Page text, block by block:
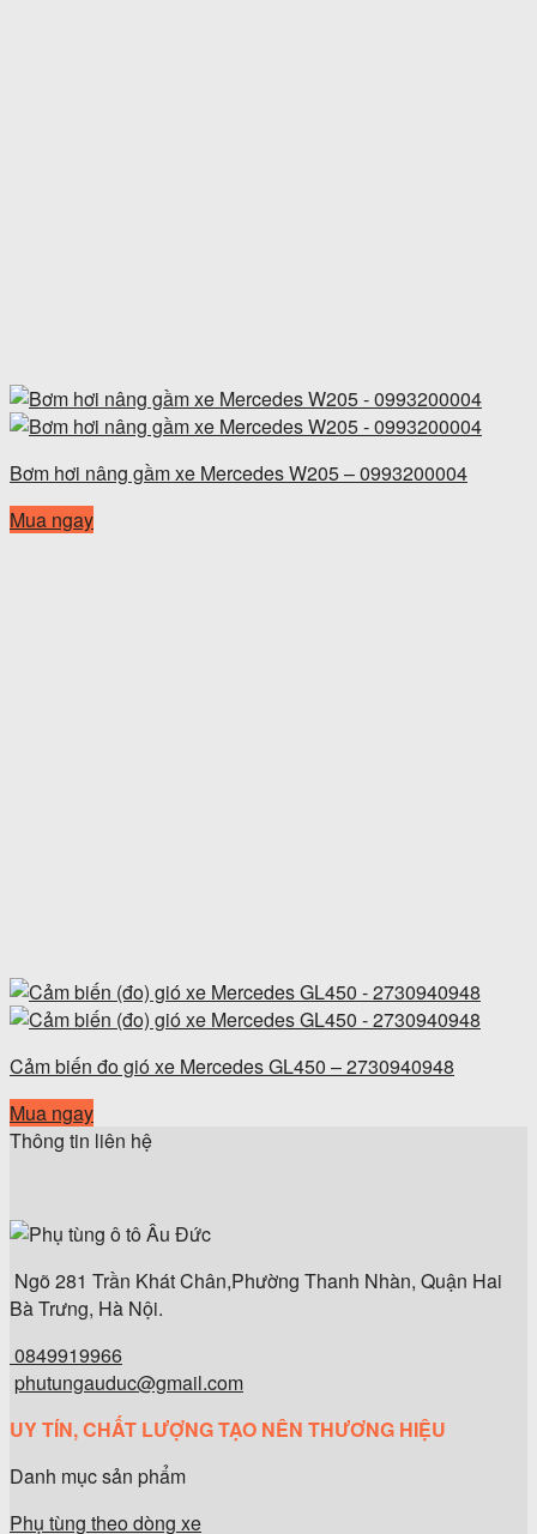
Bơm hơi nâng gầm xe Mercedes W205 – 0993200004
Mua ngay
Cảm biến đo gió xe Mercedes GL450 – 2730940948
Mua ngay
Thông tin liên hệ
Ngõ 281 Trần Khát Chân,Phường Thanh Nhàn, Quận Hai
Bà Trưng, Hà Nội.
0849919966
phutungauduc@gmail.com
UY TÍN, CHẤT LƯỢNG TẠO NÊN THƯƠNG HIỆU
Danh mục sản phẩm
Phụ tùng theo dòng xe